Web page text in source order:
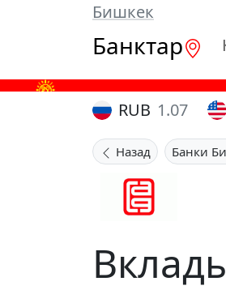
Бишкек
Банктар
RUB 1.07
Назад Банки